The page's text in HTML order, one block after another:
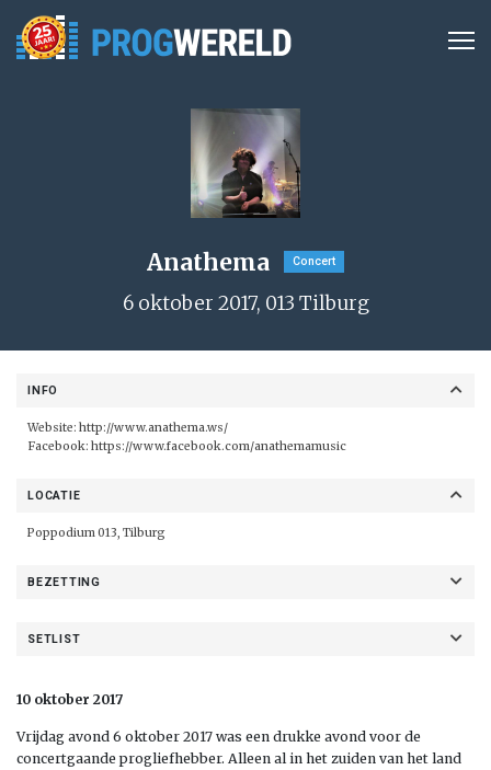
Anathema Concert
6 oktober 2017, 013 Tilburg
INFO
Website: http://www.anathema.ws/
Facebook: https://www.facebook.com/anathemamusic
LOCATIE
Poppodium 013, Tilburg
BEZETTING
SETLIST
10 oktober 2017
Vrijdag avond 6 oktober 2017 was een drukke avond voor de
concertgaande progliefhebber. Alleen al in het zuiden van het land